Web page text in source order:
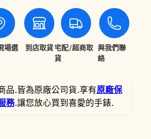
,
6
0
,
2
0
8
。
場選
到店取貨宅配/超商取
貨
與我們聯
絡
品.皆為原廠公司貨.享有原廠保
務.讓您放心買到喜愛的手錶.